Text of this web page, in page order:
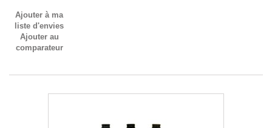
Ajouter à ma
liste d'envies
Ajouter au
comparateur